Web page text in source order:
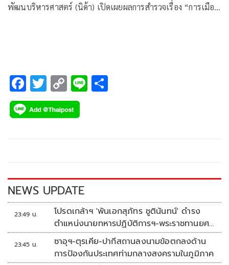
พัฒนบริหารศาสตร์ (นิด้า) เปิดเผยผลการสำรวจเรื่อง “การเมือง
F
ac
e
k
T
wi
tt
C
o
p
k
Li
NEWS UPDATE
23:49 น.
โปรดเกล้าฯ 'พันเอกสุภัทร ชูตินันทน์' ดำรง
ตำแหน่งนายทหารปฏิบัติการฯ-พระราชทานยศ
'พลตรี'
23:45 น.
ซาอุฯ-ตุรเคีย-ปากีสถานลงนามข้อตกลงด้าน
การป้องกันประเทศท่ามกลางสงครามในภูมิภาค